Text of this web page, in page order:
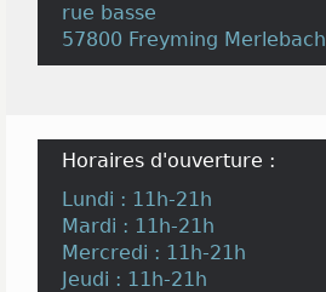
rue basse
57800 Freyming Merlebach
Horaires d'ouverture :
Lundi : 11h-21h
Mardi : 11h-21h
Mercredi : 11h-21h
Jeudi : 11h-21h